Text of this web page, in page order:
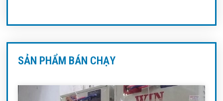
SẢN PHẨM BÁN CHẠY